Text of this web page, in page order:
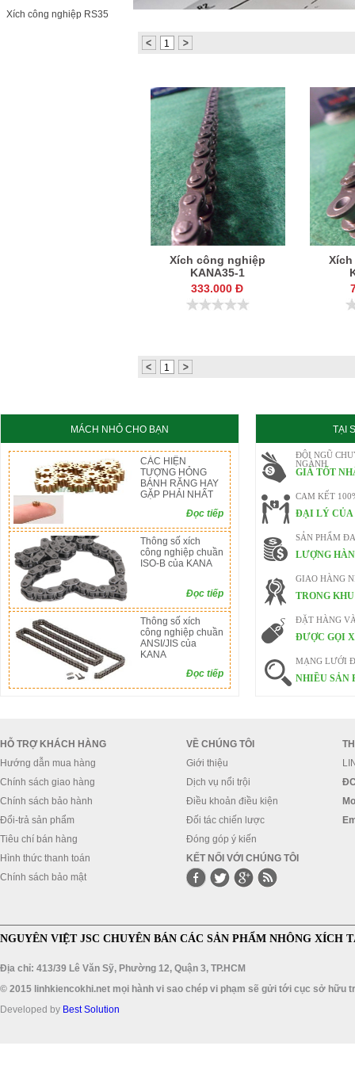
Xích công nghiệp RS35
1
Xích công nghiệp
KANA35-1
333.000 Đ
1
MÁCH NHỎ CHO BẠN
CÁC HIỆN
TƯỢNG HỎNG
BÁNH RĂNG HAY
GẶP PHẢI NHẤT
Đọc tiếp
Thông số xích
công nghiệp chuần
ISO-B của KANA
Đọc tiếp
Thông số xích
công nghiệp chuần
ANSI/JIS của
KANA
Đọc tiếp
TẠI
ĐỘI NGŨ
NGÀNH
GIÁ TỐT
CAM KẾT
ĐẠI LÝ CỦA
SẢN PHẨM
LƯỢNG
GIAO HÀNG
TRONG
ĐẶT HÀNG
ĐƯỢC GỌI
MẠNG LƯỚI
NHIỀU SẢN
HỖ TRỢ KHÁCH HÀNG
Hướng dẫn mua hàng
Chính sách giao hàng
Chính sách bảo hành
Đổi-trả sản phẩm
Tiêu chí bán hàng
Hình thức thanh toán
Chính sách bảo mật
VỀ CHÚNG TÔI
Giới thiệu
Dịch vụ nổi trội
Điều khoản điều kiện
Đối tác chiến lược
Đóng góp ý kiến
KẾT NỐI VỚI CHÚNG TÔI
NGUYÊN VIỆT JSC CHUYÊN BÁN CÁC SẢN PHẨM NHÔNG XÍCH
Địa chỉ: 413/39 Lê Văn Sỹ, Phường 12, Quận 3, TP.HCM
© 2015 linhkiencokhi.net mọi hành vi sao chép vi phạm sẽ gửi tới cục sở hữu
Developed by Best Solution